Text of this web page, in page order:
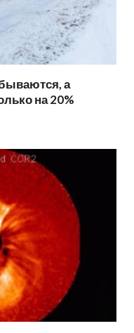
а
на 20%